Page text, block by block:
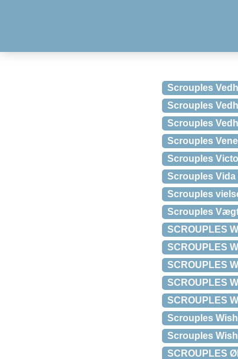
Scrouples
Scrouples
Scrouples
Scrouples
Scrouples
Scrouples Vida
Scrouples
Scrouples
SCROUPLES
SCROUPLES
SCROUPLES
SCROUPLES
SCROUPLES
Scrouples
Scrouples
SCROUPLES